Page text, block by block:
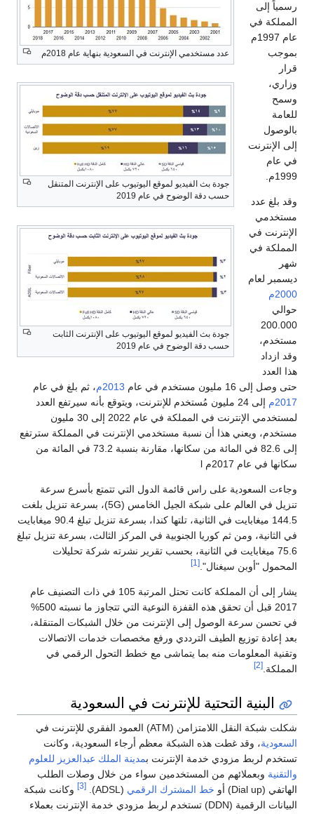
عدد مستخدمي الإنترنت في السعودية بنهاية عام 2018م
جودة بث الفيديو لموقع اليوتيوب على الإنترنت المتنقل
حسب دقة الوضوح في عام 2019
جودة بث الفيديو لموقع اليوتيوب على الإنترنت الثابت
حسب دقة الوضوح في عام 2019
رسمياً إلى
المملكة في
عام 1997م
بموجب
قرار
وزاري،
وسمح
للعامة
بالوصول
إلى الإنترنت
في عام
1999م.
وقد بلغ عدد
مستخدمي
الإنترنت في
المملكة في
شهر
ديسمبر لعام
2000م
حوالي
200.000
مستخدم،
وقد ازداد
هذا العدد
حتى وصل إلى 16 مليون مستخدم في عام
2013م
، ثم بلغ في عام
2017م
إلى 24 مليون مُستخدم للإنترنت، ويتوقع بأنه سيرتفع العدد
لمستخدمي الإنترنت في المملكة في عام 2022 إلى 30 مليون
مستخدم، ويعني هذا أن نسبة مستخدمي الإنترنت في المملكة سترتفع
إلى 82.6 في المائة من سكانها، مقارنة بنسبة 73.2 في المائة من
سكانها في عام 2017م l
وجاءت السعودية على راس قائمة الدول التي تتمتع بأسرع سرعة
تنزيل في العالم على شبكة الجيل الخامس (5G)، بسرعة تنزيل بلغت
144.5 ميغابايت في الثانية، تلتها كندا، بسرعة تنزيل تبلغ 90.4 ميغابايت
في الثانية، ومن ثم كوريا الجنوبية في المركز الثالث، بسرعة تنزيل تبلغ
75.6 ميغابايت في الثانية، بحسب تقرير نشرته شركة تحليلات
المحمول "أوبن سيغنال". [1]
يشار إلى أن المملكة كانت تحتل المرتبة 105 في ذات التصنيف عام
2017 قبل أن تحقق هذه القفزة النوعية التي تتجاوز ما نسبته 500%
في تحسن سرعة الوصول إلى الإنترنت من خلال الشبكات المتنقلة،
بعد إعادة توزيع الطيف الترددي ورفع مخصصات خدمات الاتصالات
وتقنية المعلومات منه بما يتماشى مع خطط التحول الرقمي في
المملكة. [2]
البنية التحتية للإنترنت في السعودية
شكلت شبكة النقل اللامتزامن (ATM) العمود الفقري للإنترنت في
السعودية، وقد غطت هذه الشبكة معظم أرجاء السعودية، وكانت
تستخدم لربط مزودي خدمة الإنترنت بمدينة الملك عبدالعزيز للعلوم
والتقنية وبعملائهم من المستخدمين سواء من خلال وصلات الطلب
الهاتفي (Dial up) أو
خط المشترك الرقمي (ADSL).
[3]
وكانت شبكة
البيانات الرقمية (DDN) تستخدم لربط مزودي خدمة الإنترنت بعملاء